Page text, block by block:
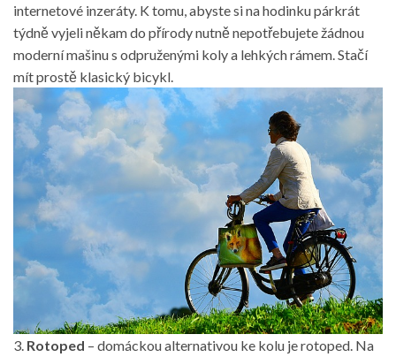
internetové inzeráty. K tomu, abyste si na hodinku párkrát
týdně vyjeli někam do přírody nutně nepotřebujete žádnou
moderní mašinu s odpruženými koly a lehkých rámem. Stačí
mít prostě klasický bicykl.
3. Rotoped – domáckou alternativou ke kolu je rotoped. Na